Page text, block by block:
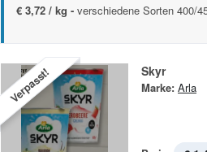
€ 3,72 / kg - verschiedene Sorten 400/
Verpasst! Skyr
Marke: Arla